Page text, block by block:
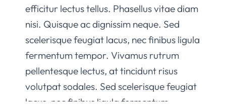
efficitur lectus tellus. Phasellus vitae diam
nisi. Quisque ac dignissim neque. Sed
scelerisque feugiat lacus, nec finibus ligula
fermentum tempor. Vivamus rutrum
pellentesque lectus, at tincidunt risus
volutpat sodales. Sed scelerisque feugiat
lacus, nec finibus ligula fermentum